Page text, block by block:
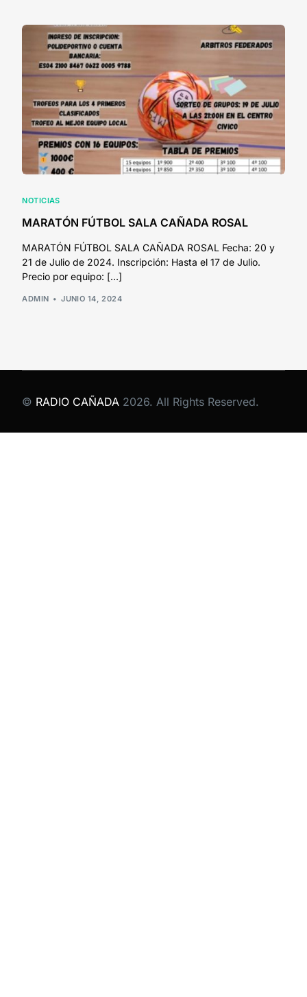
NOTICIAS
MARATÓN FÚTBOL SALA CAÑADA ROSAL
MARATÓN FÚTBOL SALA CAÑADA ROSAL Fecha: 20 y
21 de Julio de 2024. Inscripción: Hasta el 17 de Julio.
Precio por equipo: […]
ADMIN JUNIO 14, 2024
© RADIO CAÑADA 2026. All Rights Reserved.